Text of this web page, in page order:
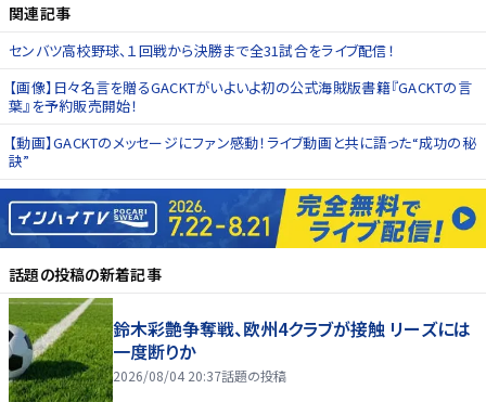
関連記事
センバツ高校野球、１回戦から決勝まで全31試合をライブ配信！
【画像】日々名言を贈るGACKTがいよいよ初の公式海賊版書籍『GACKTの言
葉』を予約販売開始！
【動画】GACKTのメッセージにファン感動！ライブ動画と共に語った“成功の秘
訣”
話題の投稿の新着記事
鈴木彩艶争奪戦、欧州4クラブが接触 リーズには
一度断りか
2026/08/04 20:37話題の投稿